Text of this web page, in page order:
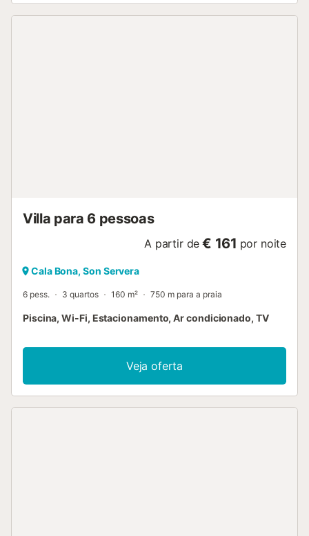
Villa para 6 pessoas
A partir de € 161 por noite
Cala Bona, Son Servera
6 pess. 3 quartos 160 m² 750 m para a praia
Piscina, Wi-Fi, Estacionamento, Ar condicionado, TV
Veja oferta